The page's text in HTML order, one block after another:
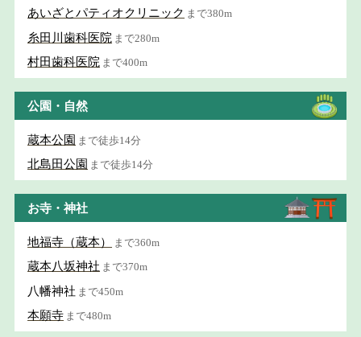
あいざとパティオクリニック まで380m
糸田川歯科医院 まで280m
村田歯科医院 まで400m
公園・自然
蔵本公園 まで徒歩14分
北島田公園 まで徒歩14分
お寺・神社
地福寺（蔵本） まで360m
蔵本八坂神社 まで370m
八幡神社 まで450m
本願寺 まで480m